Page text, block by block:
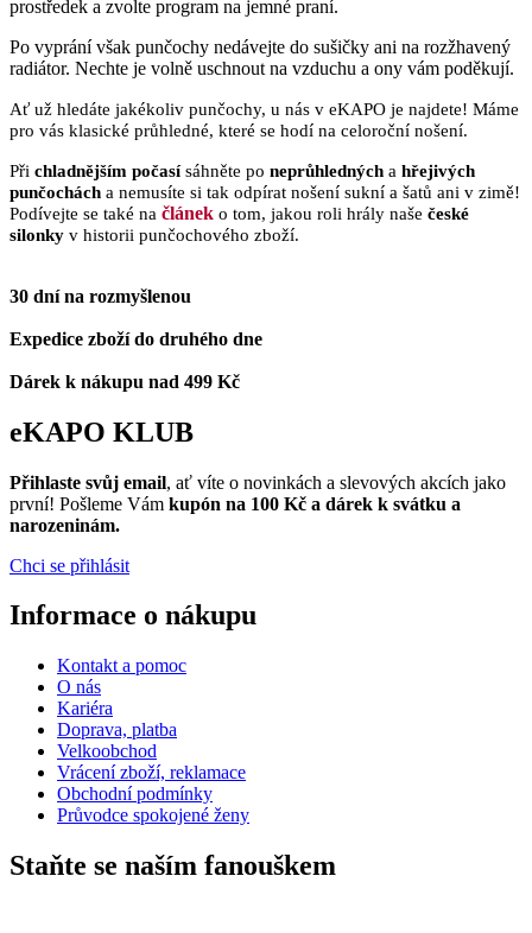
prostředek a zvolte program na jemné praní.
Po vyprání však punčochy nedávejte do sušičky ani na rozžhavený
radiátor. Nechte je volně uschnout na vzduchu a ony vám poděkují.
Ať už hledáte jakékoliv punčochy, u nás v eKAPO je najdete! Máme
pro vás klasické průhledné, které se hodí na celoroční nošení.
Při chladnějším počasísáhněte po neprůhledných a hřejivých
punčochách a nemusíte si tak odpírat nošení sukní a šatů ani v zimě!
Podívejte se také na článek o tom, jakou roli hrály naše české
silonky v historii punčochového zboží.
30 dní na rozmyšlenou
Expedice zboží do druhého dne
Dárek k nákupu nad 499 Kč
eKAPO KLUB
Přihlaste svůj email, ať víte o novinkách a slevových akcích jako
první! Pošleme Vám kupón na 100 Kč a dárek k svátku a
narozeninám.
Chci se přihlásit
Informace o nákupu
Kontakt a pomoc
O nás
Kariéra
Doprava, platba
Velkoobchod
Vrácení zboží, reklamace
Obchodní podmínky
Průvodce spokojené ženy
Staňte se naším fanouškem